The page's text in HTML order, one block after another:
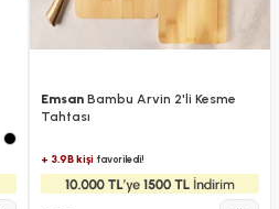
EmsanBambu Arvin 2'li Kesme
Tahtası
+ 3.9B kişifavoriledi!